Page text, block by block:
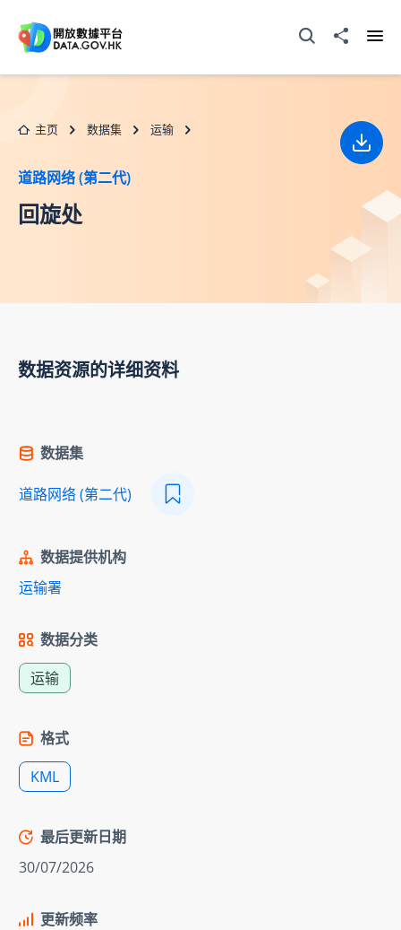
打开搜寻器分享至
主页 数据集 运输
道路网络 (第二代)
回旋处
下载
数据资源的详细资料
数据集
道路网络 (第二代)
数据提供机构
运输署
数据分类
运输
格式
KML
最后更新日期
30/07/2026
更新频率